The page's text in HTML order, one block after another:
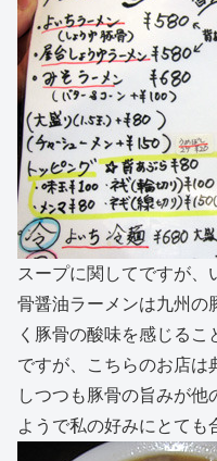
スープに関してですが、
骨醤油ラーメンは九州の
く豚骨の酸味を感じる
ですが、こちらのお店は
しつつも豚骨の旨みが他
ようで私の好みにとても